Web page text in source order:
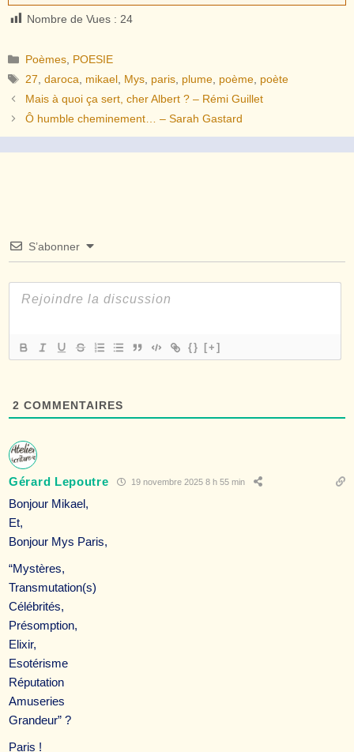
Nombre de Vues : 24
Catégories
Poèmes POESIE
Étiquettes
27 ,daroca mikael Mys paris plume poème poète
Mais à quoi ça sert, cher Albert ? – Rémi Guillet
Ô humble cheminement… – Sarah Gastard
S’abonner
{} [+]
2 COMMENTAIRES
Gérard Lepoutre 19 novembre 2025 8 h 55 min
Bonjour Mikael,
Et,
Bonjour Mys Paris,
“Mystères,
Transmutation(s)
Célébrités,
Présomption,
Elixir,
Esotérisme
Réputation
Amuseries
Grandeur” ?
Paris !